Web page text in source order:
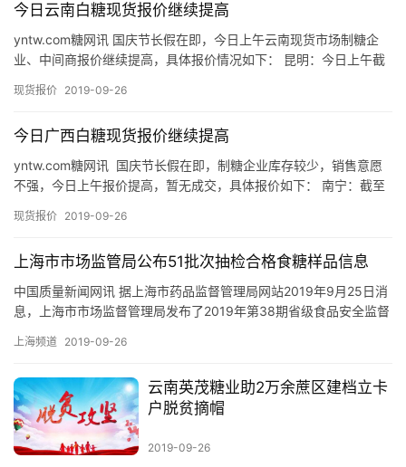
首
云
糖
网
公
号
货
价
今日云南白糖现货报价继续提高
yntw.com糖网讯 国庆节长假在即，今日上午云南现货市场制糖企
业、中间商报价继续提高，具体报价情况如下： 昆明：今日上午截
现货报价 2019-09-26
今日广西白糖现货报价继续提高
yntw.com糖网讯 国庆节长假在即，制糖企业库存较少，销售意愿
不强，今日上午报价提高，暂无成交，具体报价如下： 南宁：截至
现货报价 2019-09-26
上海市市场监管局公布51批次抽检合格食糖样品信息
中国质量新闻网讯 据上海市药品监督管理局网站2019年9月25日消
息，上海市市场监督管理局发布了2019年第38期省级食品安全监督
上海频道 2019-09-26
云南英茂糖业助2万余蔗区建档立卡
户脱贫摘帽
2019-09-26